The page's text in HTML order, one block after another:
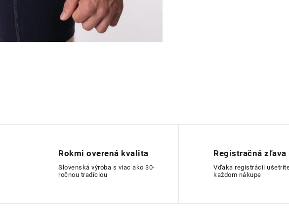
Rokmi overená kvalita
Slovenská výroba s viac ako 30-
ročnou tradíciou
Registračná zľava
Vďaka registrácii
každom nákupe